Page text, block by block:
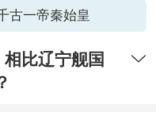
古一帝秦始皇
比辽宁舰国